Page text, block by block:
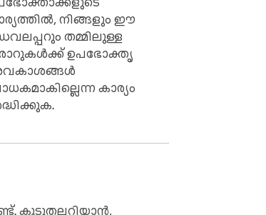
നിങ്ങളും ഈ
തമ്മിലുള്ള
ഉപഭോക്തൃ
കാര്യം
കൂടുതലറിയാൻ,